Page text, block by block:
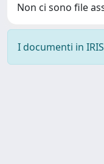
Non ci sono file
I documenti in